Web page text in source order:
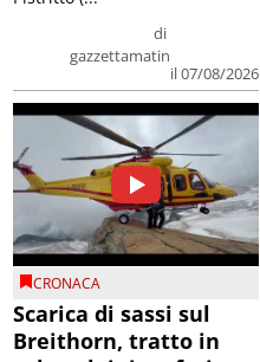
di
gazzettamatin
il 07/08/2026
CRONACA
Scarica di sassi sul
Breithorn, tratto in